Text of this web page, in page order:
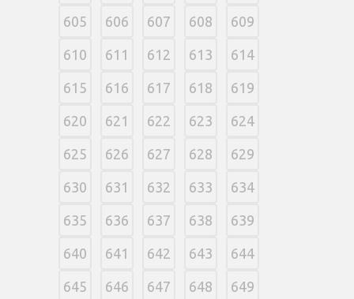
605 606 607 608 609
610 611 612 613 614
615 616 617 618 619
620 621 622 623 624
625 626 627 628 629
630 631 632 633 634
635 636 637 638 639
640 641 642 643 644
645 646 647 648 649